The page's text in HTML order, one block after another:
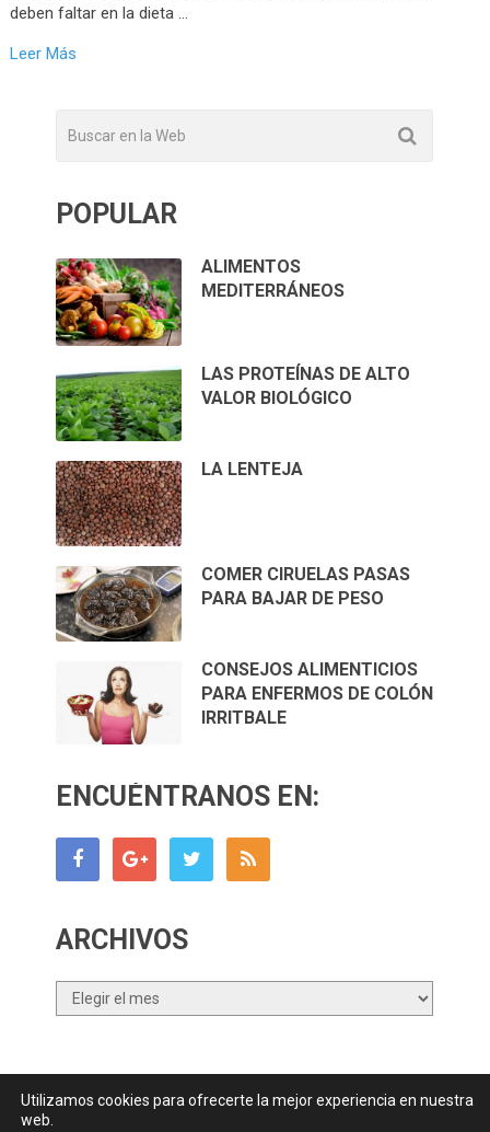
deben faltar en la dieta …
Leer Más
POPULAR
ALIMENTOS
MEDITERRÁNEOS
LAS PROTEÍNAS DE ALTO
VALOR BIOLÓGICO
LA LENTEJA
COMER CIRUELAS PASAS
PARA BAJAR DE PESO
CONSEJOS ALIMENTICIOS
PARA ENFERMOS DE COLÓN
IRRITBALE
ENCUÉNTRANOS EN:
ARCHIVOS
Archivos
Utilizamos cookies para ofrecerte la mejor experiencia en nuestra
web.